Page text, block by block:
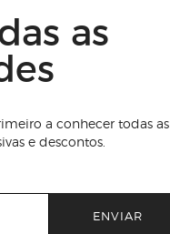
as
a conhecer todas as
e descontos.
ENVIAR